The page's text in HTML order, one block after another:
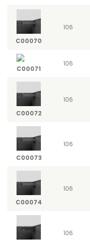
C00070
106
C00071
106
C00072
106
C00073
106
C00074
106
106